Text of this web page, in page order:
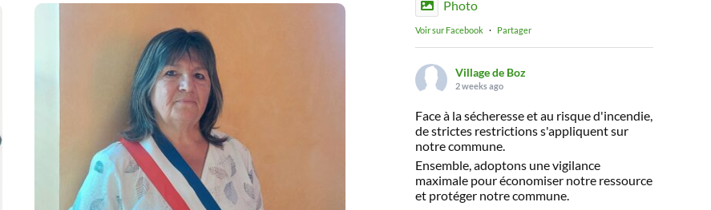
Photo
Voir sur Facebook · Partager
Village de Boz
2 weeks ago
Face à la sécheresse et au risque d'incendie,
de strictes restrictions s'appliquent sur
notre commune.
Ensemble, adoptons une vigilance
maximale pour économiser notre ressource
et protéger notre commune.